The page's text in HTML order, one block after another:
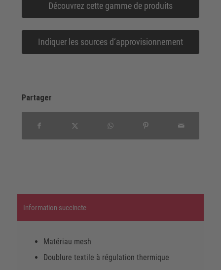
Découvrez cette gamme de produits
Indiquer les sources d‘approvisionnement
Partager
Information succincte
Matériau mesh
Doublure textile à régulation thermique